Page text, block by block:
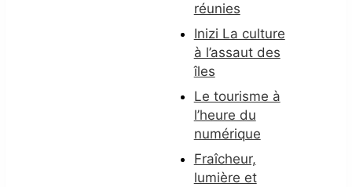
réunies
Inizi La culture
à l’assaut des
îles
Le tourisme à
l’heure du
numérique
Fraîcheur,
lumière et